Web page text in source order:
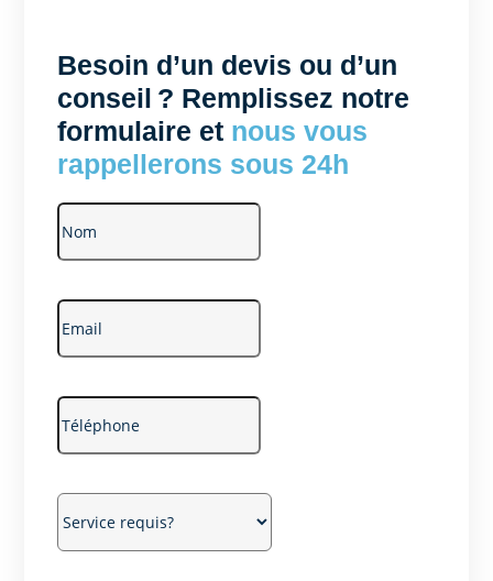
Besoin d’un devis ou d’un
conseil ? Remplissez notre
formulaire et nous vous
rappellerons sous 24h